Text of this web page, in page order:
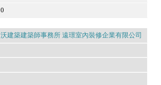
0
沃建築建築師事務所 遠璟室內裝修企業有限公司